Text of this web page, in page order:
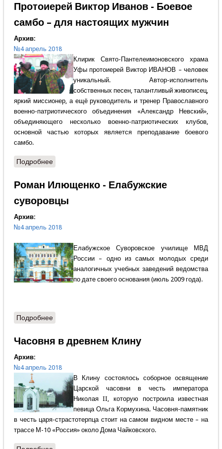
Протоиерей Виктор Иванов - Боевое
самбо – для настоящих мужчин
Архив:
№4 апрель 2018
Клирик Свято-Пантелеимоновского храма
Уфы протоиерей Виктор ИВАНОВ – человек
уникальный. Автор-исполнитель
собственных песен, талантливый живописец,
яркий миссионер, а ещё руководитель и тренер Православного
военно-патриотического объединения «Александр Невский»,
объединяющего несколько военно-патриотических клубов,
основной частью которых является преподавание боевого
самбо.
Подробнеео Протоиерей Виктор Иванов - Боевое самбо – для
Роман Илющенко - Елабужские
суворовцы
Архив:
№4 апрель 2018
Елабужское Суворовское училище МВД
России – одно из самых молодых среди
аналогичных учебных заведений ведомства
по дате своего основания (июль 2009 года).
Подробнеео Роман Илющенко - Елабужские суворовцы
Часовня в древнем Клину
Архив:
№4 апрель 2018
В Клину состоялось соборное освящение
Царской часовни в честь императора
Николая II, которую построила известная
певица Ольга Кормухина. Часовня-памятник
в честь царя-страстотерпца стоит на самом видном месте – на
трассе М-10 «Россия» около Дома Чайковского.